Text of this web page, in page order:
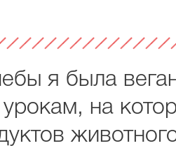
я была
урокам, на